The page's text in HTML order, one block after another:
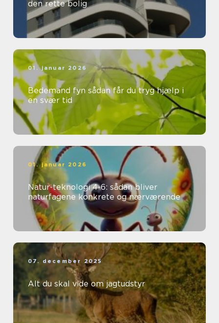
den rette bolig
01. januar 2026
Bedemand fyn sådan får du tryg hjælp i
en svær tid
01. januar 2026
Natur-teknologi 4-6: sådan bliver
naturfagene konkrete og nærværende
07. december 2025
Alt du skal vide om jagtudstyr